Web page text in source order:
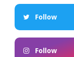
Follow
Follow